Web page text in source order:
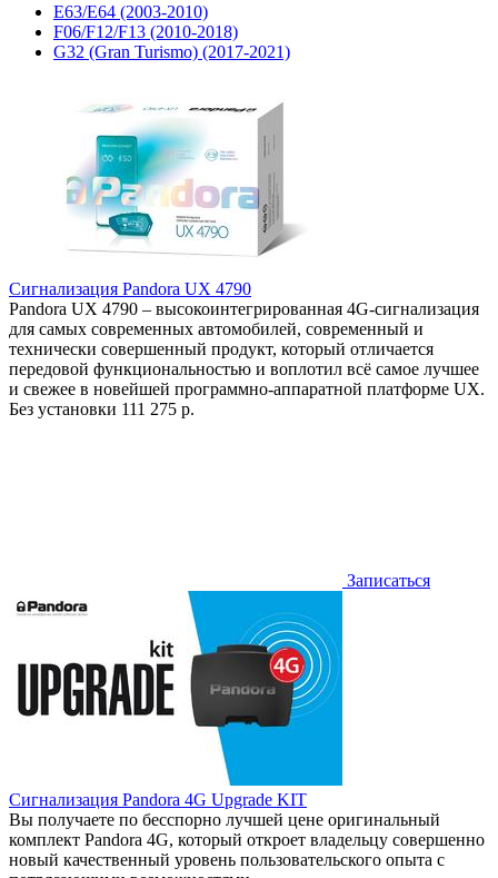
E63/E64 (2003-2010)
F06/F12/F13 (2010-2018)
G32 (Gran Turismo) (2017-2021)
Сигнализация Pandora UX 4790
Pandora UX 4790 – высокоинтегрированная 4G-сигнализация
для самых современных автомобилей, современный и
технически совершенный продукт, который отличается
передовой функциональностью и воплотил всё самое лучшее
и свежее в новейшей программно-аппаратной платформе UX.
Без установки 111 275 р.
Записаться
Сигнализация Pandora 4G Upgrade KIT
Вы получаете по бесспорно лучшей цене оригинальный
комплект Pandora 4G, который откроет владельцу совершенно
новый качественный уровень пользовательского опыта с